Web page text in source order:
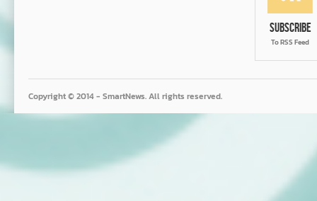
Subscribe
To RSS Feed
Copyright © 2014 - SmartNews. All rights reserved.